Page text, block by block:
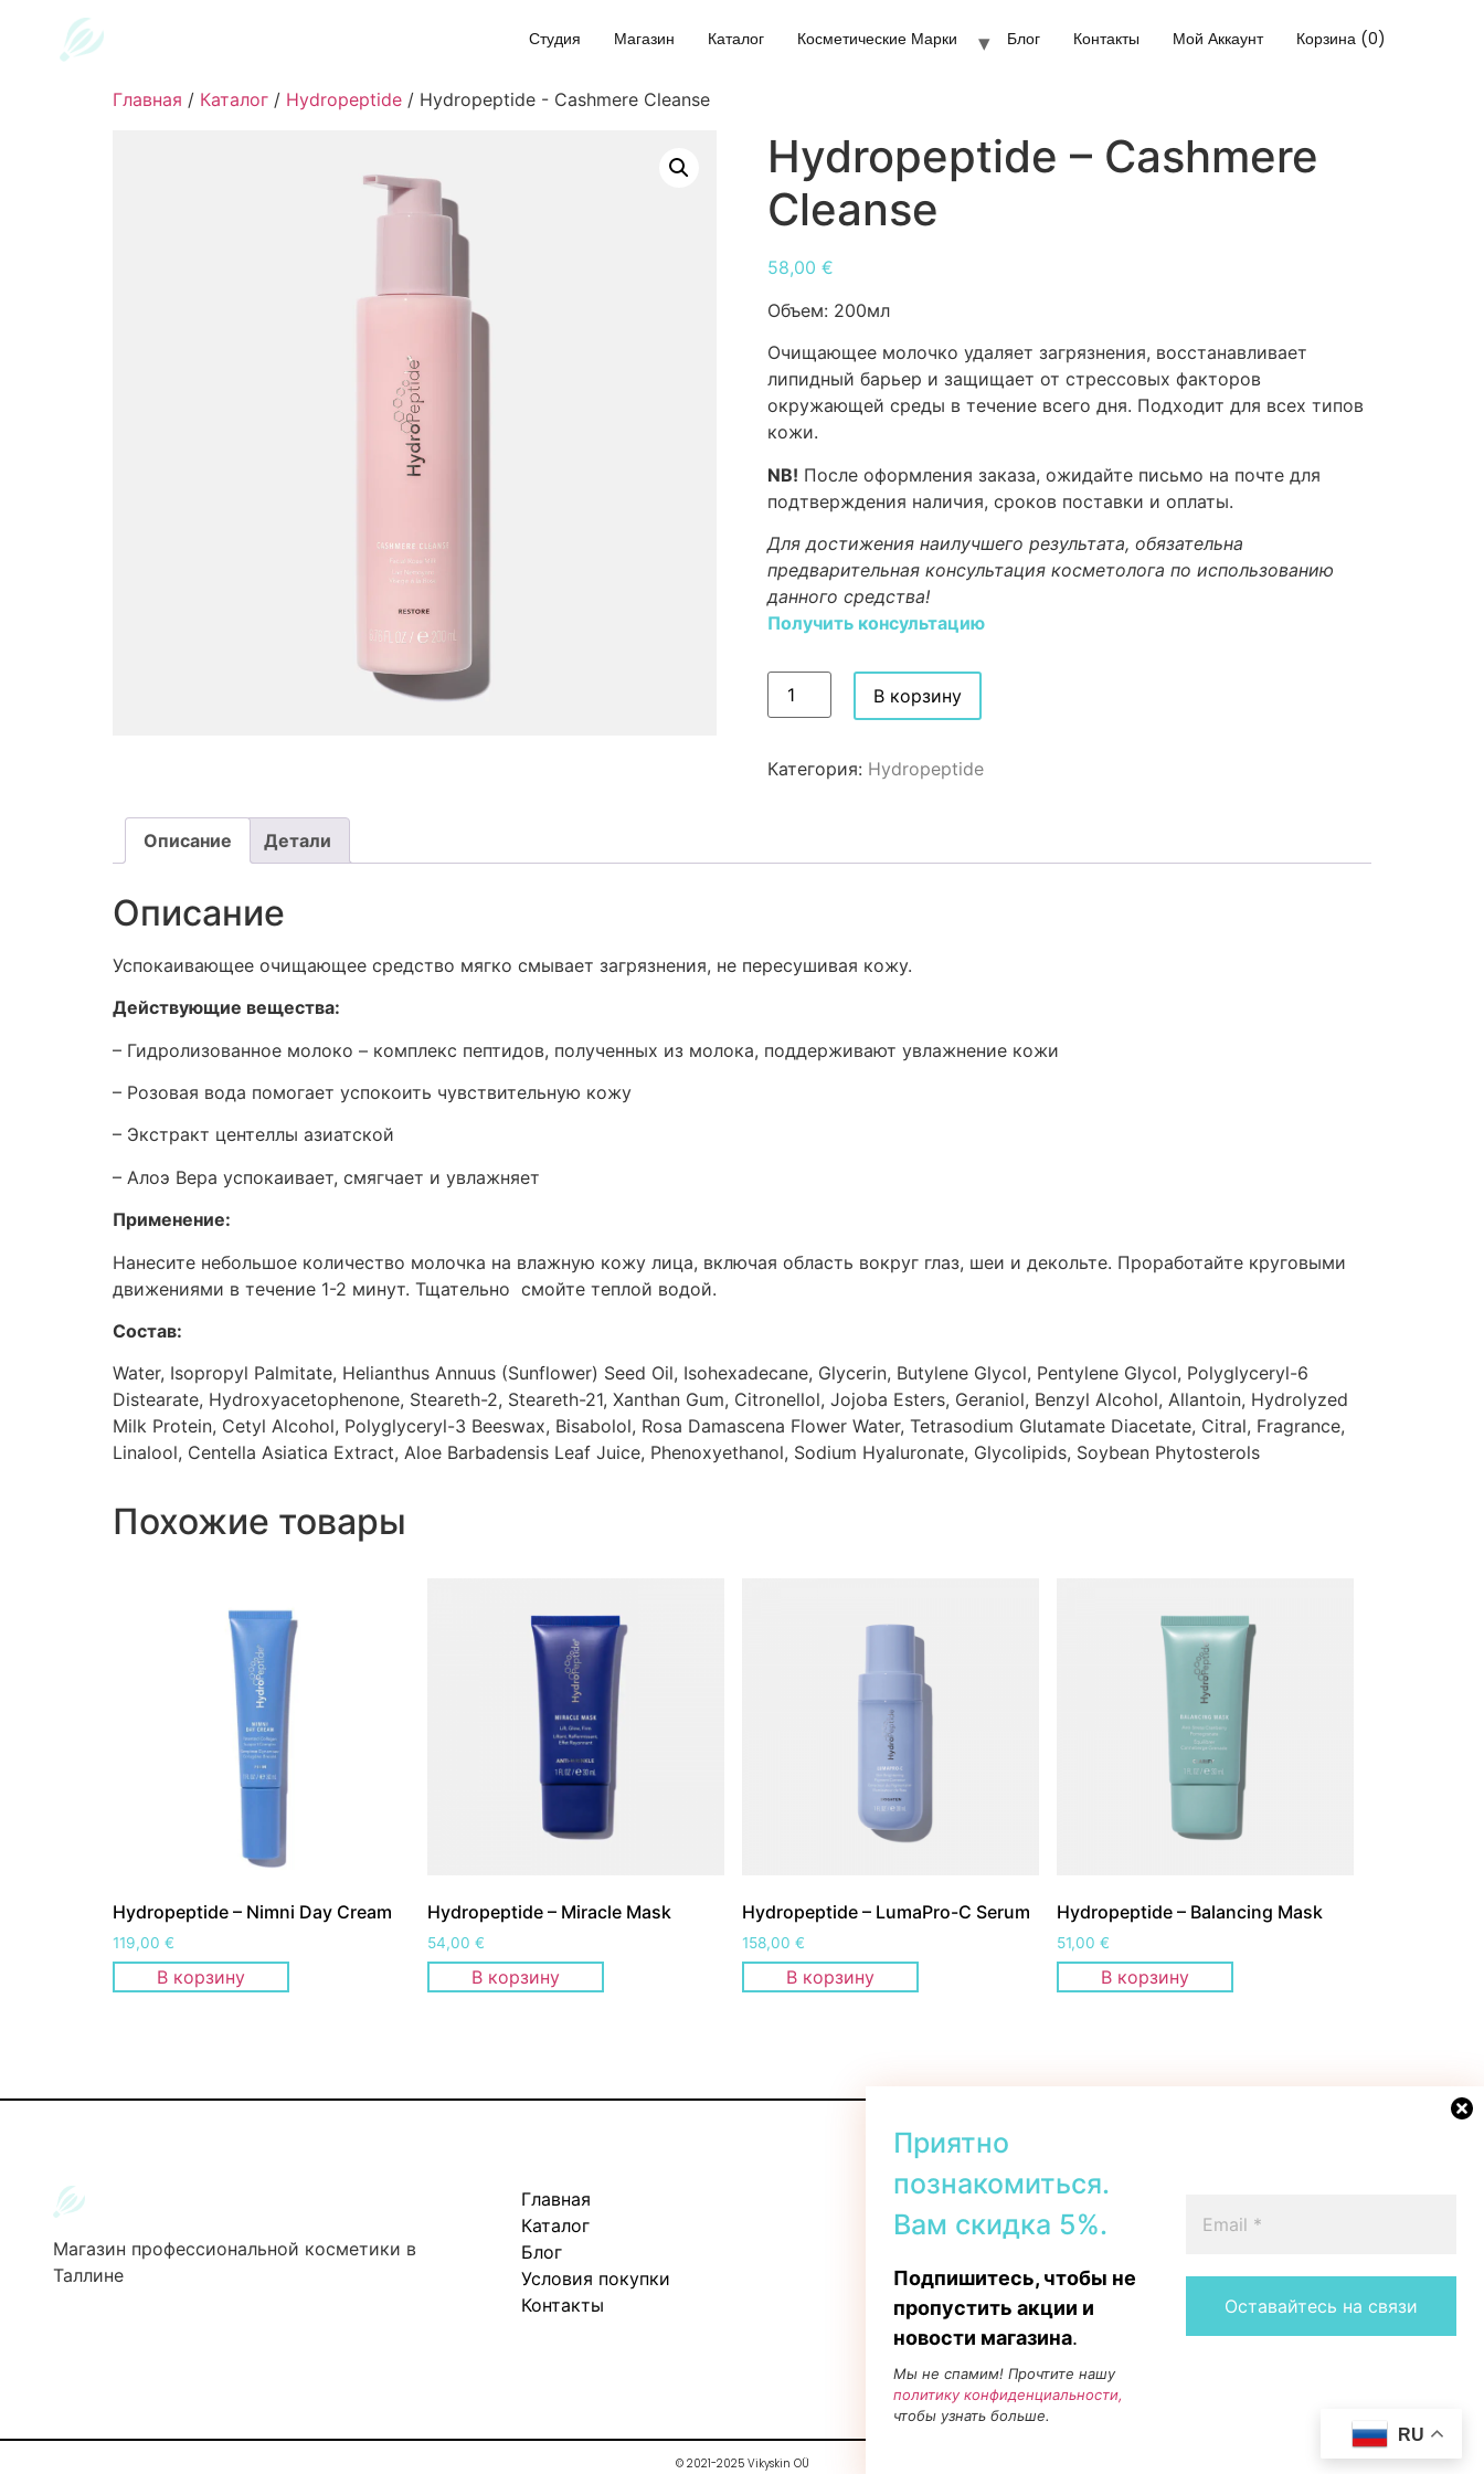
Студия Магазин Каталог Косметические Марки Блог Контакты Мой Аккаунт Корзина (0)
Главная / Каталог / Hydropeptide / Hydropeptide - Cashmere Cleanse
Hydropeptide – Cashmere
Cleanse
58,00 €
Объем: 200мл
Очищающее молочко удаляет загрязнения, восстанавливает
липидный барьер и защищает от стрессовых факторов
окружающей среды в течение всего дня. Подходит для всех типов
кожи.
NB! После оформления заказа, ожидайте письмо на почте для
подтверждения наличия, сроков поставки и оплаты.
Для достижения наилучшего результата, обязательна
предварительная консультация косметолога по использованию
данного средства!
Получить консультацию
В корзину
Категория: Hydropeptide
Описание Детали
Описание
Успокаивающее очищающее средство мягко смывает загрязнения, не пересушивая кожу.
Действующие вещества:
– Гидролизованное молоко – комплекс пептидов, полученных из молока, поддерживают увлажнение кожи
– Розовая вода помогает успокоить чувствительную кожу
– Экстракт центеллы азиатской
– Алоэ Вера успокаивает, смягчает и увлажняет
Применение:
Нанесите небольшое количество молочка на влажную кожу лица, включая область вокруг глаз, шеи и декольте. Проработайте круговыми
движениями в течение 1-2 минут. Тщательно cмойте теплой водой.
Состав:
Water, Isopropyl Palmitate, Helianthus Annuus (Sunflower) Seed Oil, Isohexadecane, Glycerin, Butylene Glycol, Pentylene Glycol, Polyglyceryl-6
Distearate, Hydroxyacetophenone, Steareth-2, Steareth-21, Xanthan Gum, Citronellol, Jojoba Esters, Geraniol, Benzyl Alcohol, Allantoin, Hydrolyzed
Milk Protein, Cetyl Alcohol, Polyglyceryl-3 Beeswax, Bisabolol, Rosa Damascena Flower Water, Tetrasodium Glutamate Diacetate, Citral, Fragrance,
Linalool, Centella Asiatica Extract, Aloe Barbadensis Leaf Juice, Phenoxyethanol, Sodium Hyaluronate, Glycolipids, Soybean Phytosterols
Приятно
познакомиться.
Вам скидка 5%.
Подпишитесь, чтобы не
пропустить акции и
новости магазина.
Мы не спамим! Прочтите нашу
политику конфиденциальности,
чтобы узнать больше.
Похожие товары
Hydropeptide – Nimni Day Cream
119,00 €
В корзину
Hydropeptide – Miracle Mask
54,00 €
В корзину
Hydropeptide – LumaPro-C Serum
158,00 €
В корзину
Hydropeptide – Balancing Mask
51,00 €
В корзину
Магазин профессиональной косметики в
Таллине
Главная
Каталог
Блог
Условия покупки
Контакты
Kadaka tee 42b, Tallinn
Пн-Пт: 11:00–19:00
Вс: 11:00 - 15:00
Messenger
Instagram
© 2021-2025 Vikyskin OÜ
RU